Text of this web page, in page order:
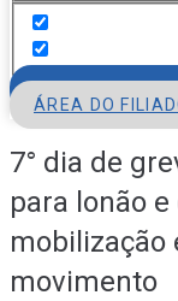
ÁREA DO
7° dia de
para lonão
mobilização
movimento